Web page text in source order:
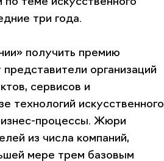
три года.
получить премию
организаций
сервисов и
технологий искусственного
процессы. Жюри
из числа компаний,
мере трем базовым